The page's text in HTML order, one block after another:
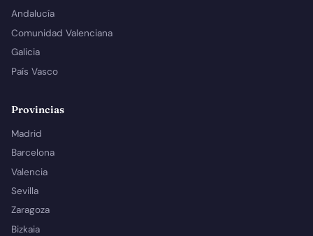
Andalucía
Comunidad Valenciana
Galicia
País Vasco
Provincias
Madrid
Barcelona
Valencia
Sevilla
Zaragoza
Bizkaia